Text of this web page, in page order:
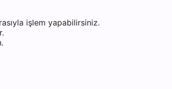
işlem yapabilirsiniz.